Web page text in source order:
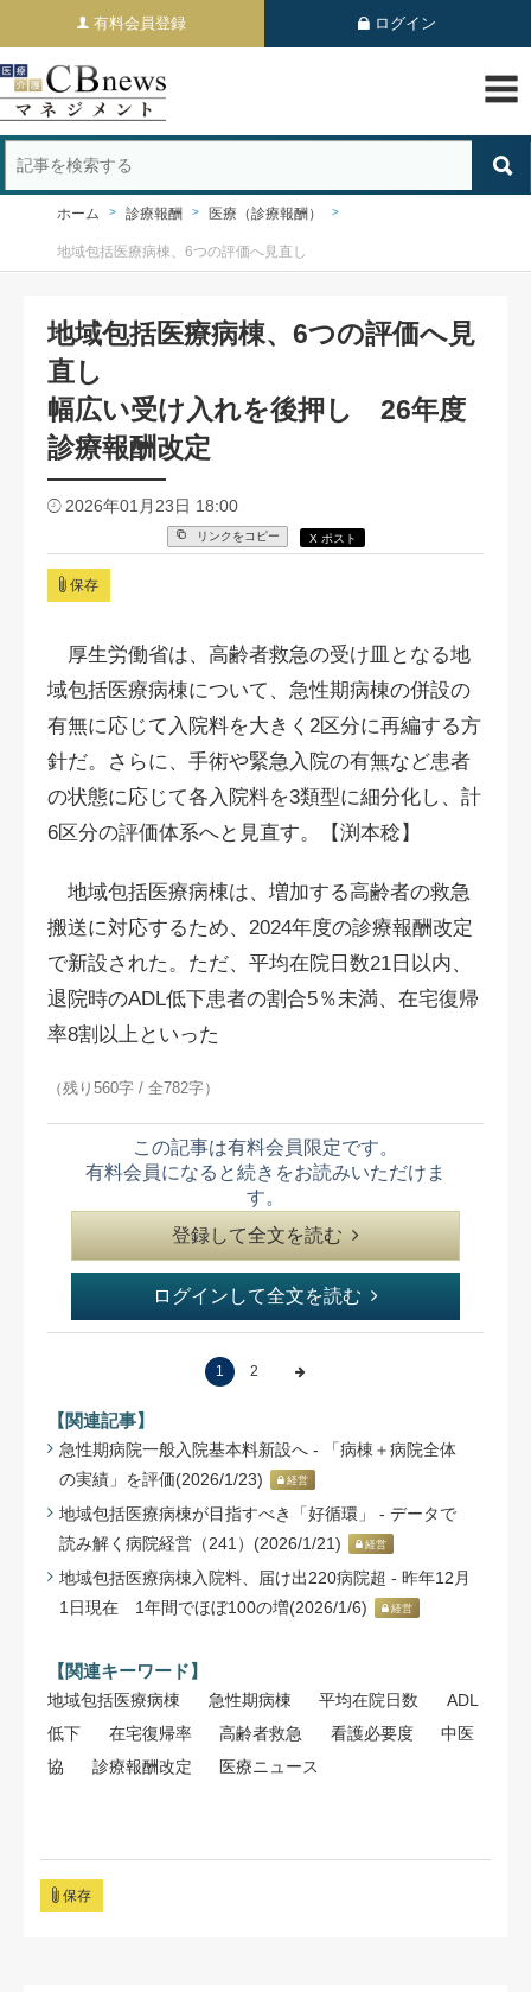
有料会員登録 ログイン
ホーム 診療報酬 医療（診療報酬）
地域包括医療病棟、6つの評価へ見直し
地域包括医療病棟、6つの評価へ見
直し
幅広い受け入れを後押し 26年度
診療報酬改定
2026年01月23日 18:00
リンクをコピー X ポスト
保存
厚生労働省は、高齢者救急の受け皿となる地
域包括医療病棟について、急性期病棟の併設の
有無に応じて入院料を大きく2区分に再編する方
針だ。さらに、手術や緊急入院の有無など患者
の状態に応じて各入院料を3類型に細分化し、計
6区分の評価体系へと見直す。【渕本稔】
地域包括医療病棟は、増加する高齢者の救急
搬送に対応するため、2024年度の診療報酬改定
で新設された。ただ、平均在院日数21日以内、
退院時のADL低下患者の割合5％未満、在宅復帰
率8割以上といった
（残り560字 / 全782字）
この記事は有料会員限定です。
有料会員になると続きをお読みいただけま
す。
登録して全文を読む
ログインして全文を読む
1 2
【関連記事】
急性期病院一般入院基本料新設へ - 「病棟＋病院全体
の実績」を評価(2026/1/23)
経営
地域包括医療病棟が目指すべき「好循環」 - データで
読み解く病院経営（241）(2026/1/21)
経営
地域包括医療病棟入院料、届け出220病院超 - 昨年12月
1日現在 1年間でほぼ100の増(2026/1/6)
経営
【関連キーワード】
地域包括医療病棟 急性期病棟 平均在院日数
ADL
低下
在宅復帰率 高齢者救急 看護必要度
中医
協
診療報酬改定 医療ニュース
保存